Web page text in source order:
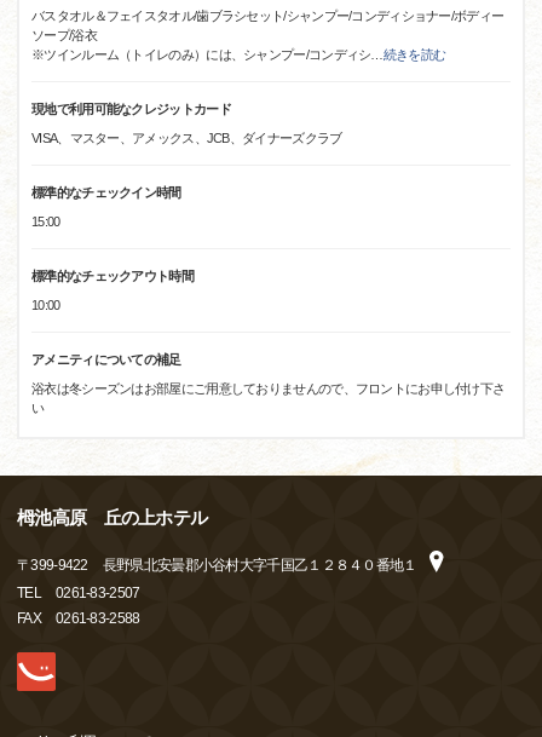
バスタオル＆フェイスタオル/歯ブラシセット/シャンプー/コンディショナー/ボディー
ソープ/浴衣
※ツインルーム（トイレのみ）には、シャンプー/コンディシ
続きを読む
現地で利用可能なクレジットカード
VISA、マスター、アメックス、JCB、ダイナーズクラブ
標準的なチェックイン時間
15:00
標準的なチェックアウト時間
10:00
アメニティについての補足
浴衣は冬シーズンはお部屋にご用意しておりませんので、フロントにお申し付け下さ
い
栂池高原 丘の上ホテル
〒399-9422
長野県北安曇郡小谷村大字千国乙１２８４０番地１
TEL
0261-83-2507
FAX
0261-83-2588